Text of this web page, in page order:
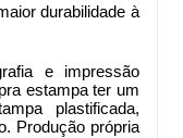
durabilidade à
e impressão
estampa ter um
plastificada,
Produção própria